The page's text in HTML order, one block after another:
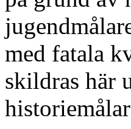
med fatala
skildras här